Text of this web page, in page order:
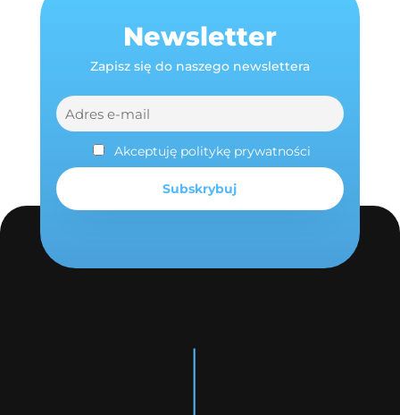
Newsletter
Zapisz się do naszego newslettera
Akceptuję politykę prywatności